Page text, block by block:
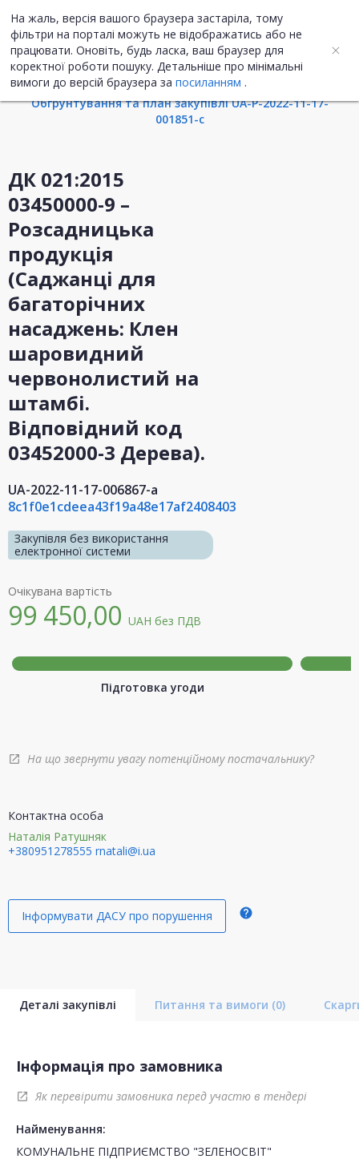
На жаль, версія вашого браузера застаріла, тому
фільтри на порталі можуть не відображатись або не
працювати. Оновіть, будь ласка, ваш браузер для
коректної роботи пошуку. Детальніше про мінімальні
вимоги до версій браузера за посиланням .
UA ENG
Інформація про закупівлю
Обгрунтування та план закупівлі UA-P-2022-11-17-
001851-c
ДК 021:2015
03450000-9 –
Розсадницька
продукція
(Саджанці для
багаторічних
насаджень: Клен
шаровидний
червонолистий на
штамбі.
Відповідний код
03452000-3 Дерева).
UA-2022-11-17-006867-a
8c1f0e1cdeea43f19a48e17af2408403
Закупівля без використання
електронної системи
Очікувана вартість
99 450,00 UAH без ПДВ
Підготовка угоди
open_in_new На що звернути увагу потенційному постачальнику?
Контактна особа
Наталія Ратушняк
+380951278555 rnatali@i.ua
Інформувати ДАСУ про порушення help
Деталі закупівлі Питання та вимоги (0)
Інформація про замовника
open_in_new Як перевірити замовника перед участю в тендері
Найменування:
КОМУНАЛЬНЕ ПІДПРИЄМСТВО "ЗЕЛЕНОСВІТ"